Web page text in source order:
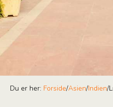
Du er her: Forside/Asien/Indien/